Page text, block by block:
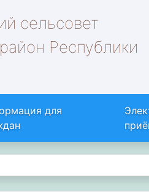
сельсовет
Республики
для